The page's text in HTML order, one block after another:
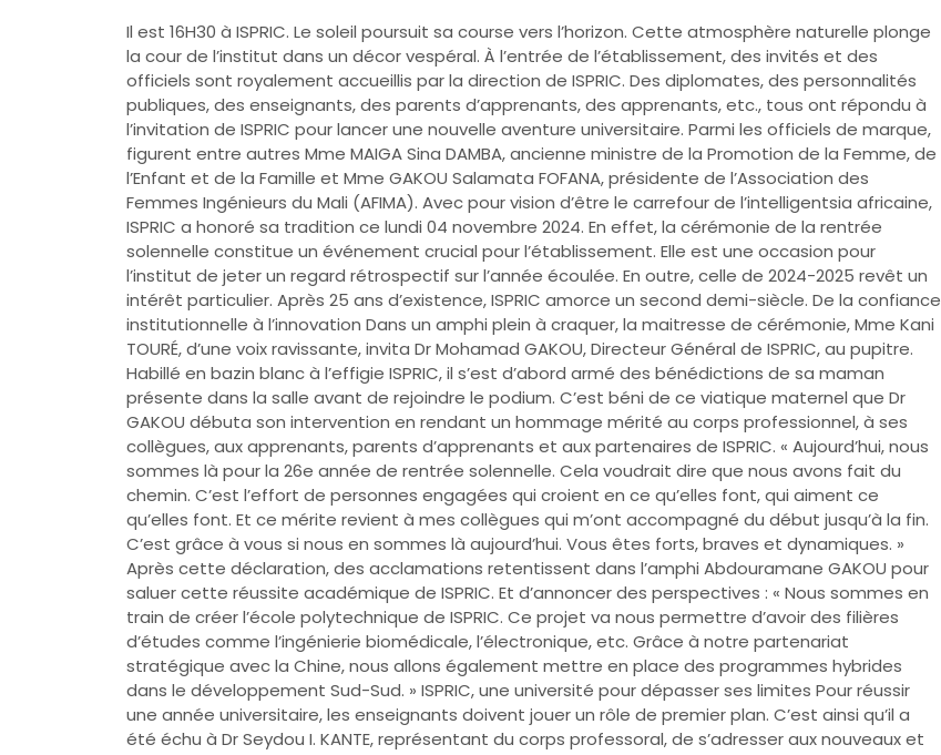
Il est 16H30 à ISPRIC. Le soleil poursuit sa course vers l’horizon. Cette atmosphère naturelle plonge
la cour de l’institut dans un décor vespéral. À l’entrée de l’établissement, des invités et des
officiels sont royalement accueillis par la direction de ISPRIC. Des diplomates, des personnalités
publiques, des enseignants, des parents d’apprenants, des apprenants, etc., tous ont répondu à
l’invitation de ISPRIC pour lancer une nouvelle aventure universitaire. Parmi les officiels de marque,
figurent entre autres Mme MAIGA Sina DAMBA, ancienne ministre de la Promotion de la Femme, de
l’Enfant et de la Famille et Mme GAKOU Salamata FOFANA, présidente de l’Association des
Femmes Ingénieurs du Mali (AFIMA). Avec pour vision d’être le carrefour de l’intelligentsia africaine,
ISPRIC a honoré sa tradition ce lundi 04 novembre 2024. En effet, la cérémonie de la rentrée
solennelle constitue un événement crucial pour l’établissement. Elle est une occasion pour
l’institut de jeter un regard rétrospectif sur l’année écoulée. En outre, celle de 2024-2025 revêt un
intérêt particulier. Après 25 ans d’existence, ISPRIC amorce un second demi-siècle. De la confiance
institutionnelle à l’innovation Dans un amphi plein à craquer, la maitresse de cérémonie, Mme Kani
TOURÉ, d’une voix ravissante, invita Dr Mohamad GAKOU, Directeur Général de ISPRIC, au pupitre.
Habillé en bazin blanc à l’effigie ISPRIC, il s’est d’abord armé des bénédictions de sa maman
présente dans la salle avant de rejoindre le podium. C’est béni de ce viatique maternel que Dr
GAKOU débuta son intervention en rendant un hommage mérité au corps professionnel, à ses
collègues, aux apprenants, parents d’apprenants et aux partenaires de ISPRIC. « Aujourd’hui, nous
sommes là pour la 26e année de rentrée solennelle. Cela voudrait dire que nous avons fait du
chemin. C’est l’effort de personnes engagées qui croient en ce qu’elles font, qui aiment ce
qu’elles font. Et ce mérite revient à mes collègues qui m’ont accompagné du début jusqu’à la fin.
C’est grâce à vous si nous en sommes là aujourd’hui. Vous êtes forts, braves et dynamiques. »
Après cette déclaration, des acclamations retentissent dans l’amphi Abdouramane GAKOU pour
saluer cette réussite académique de ISPRIC. Et d’annoncer des perspectives : « Nous sommes en
train de créer l’école polytechnique de ISPRIC. Ce projet va nous permettre d’avoir des filières
d’études comme l’ingénierie biomédicale, l’électronique, etc. Grâce à notre partenariat
stratégique avec la Chine, nous allons également mettre en place des programmes hybrides
dans le développement Sud-Sud. » ISPRIC, une université pour dépasser ses limites Pour réussir
une année universitaire, les enseignants doivent jouer un rôle de premier plan. C’est ainsi qu’il a
été échu à Dr Seydou I. KANTE, représentant du corps professoral, de s’adresser aux nouveaux et